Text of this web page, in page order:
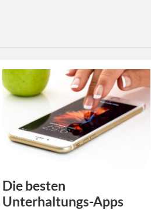
Die besten
Unterhaltungs-Apps